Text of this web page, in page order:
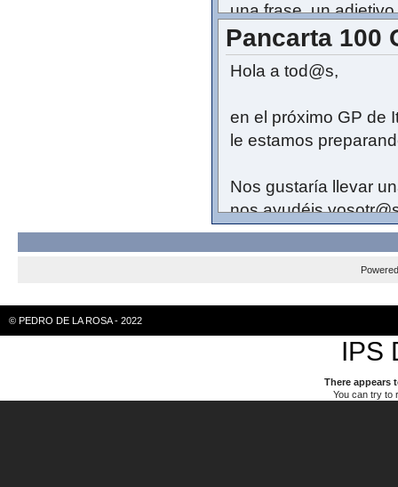
una frase, un
El sorteo será el
Pancarta 100
Hola a tod@s,
en el próximo GP de
le estamos
Nos gustaría llevar
nos ayudéis
Enviadnos vuestras
mensaje PANCARTA
© PEDRO DE LA ROSA - 2022
IPS
There appears
You can try to